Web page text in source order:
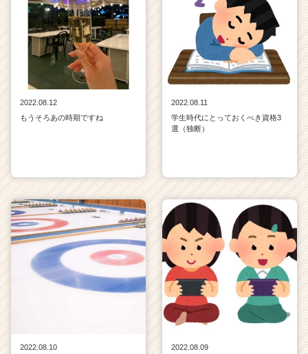
2022.08.12
もうそろあの時期ですね
2022.08.11
学生時代にとっておくべき資格3
選（独断）
2022.08.10
2022.08.09